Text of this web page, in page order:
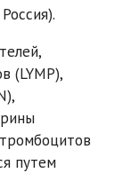
(LYMP),
путем